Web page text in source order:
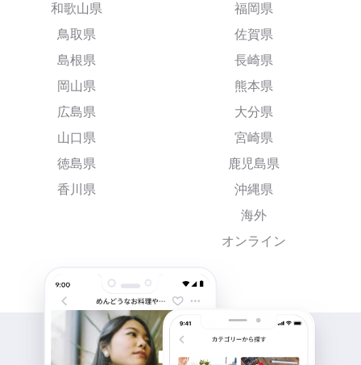
和歌山県
鳥取県
島根県
岡山県
広島県
山口県
徳島県
香川県
福岡県
佐賀県
長崎県
熊本県
大分県
宮崎県
鹿児島県
沖縄県
海外
オンライン